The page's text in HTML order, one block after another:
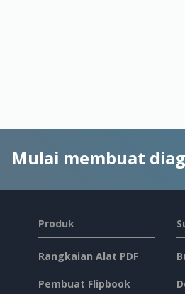
Mulai membuat
Produk
Rangkaian Alat PDF
Pembuat Flipbook